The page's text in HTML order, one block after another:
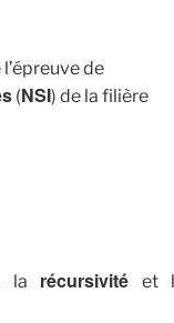
de
(NSI) de la filière
la récursivité et